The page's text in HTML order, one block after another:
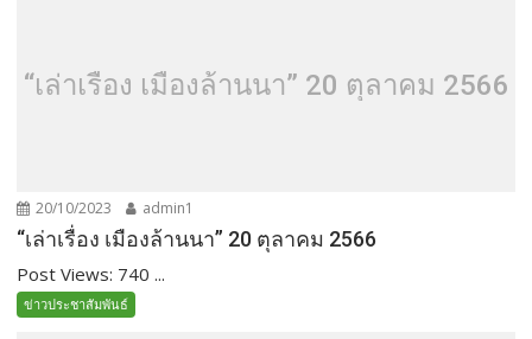
“เล่าเรื่อง เมืองล้านนา” 20 ตุลาคม 2566
20/10/2023 admin1
“เล่าเรื่อง เมืองล้านนา” 20 ตุลาคม 2566
Post Views: 740 ...
ข่าวประชาสัมพันธ์